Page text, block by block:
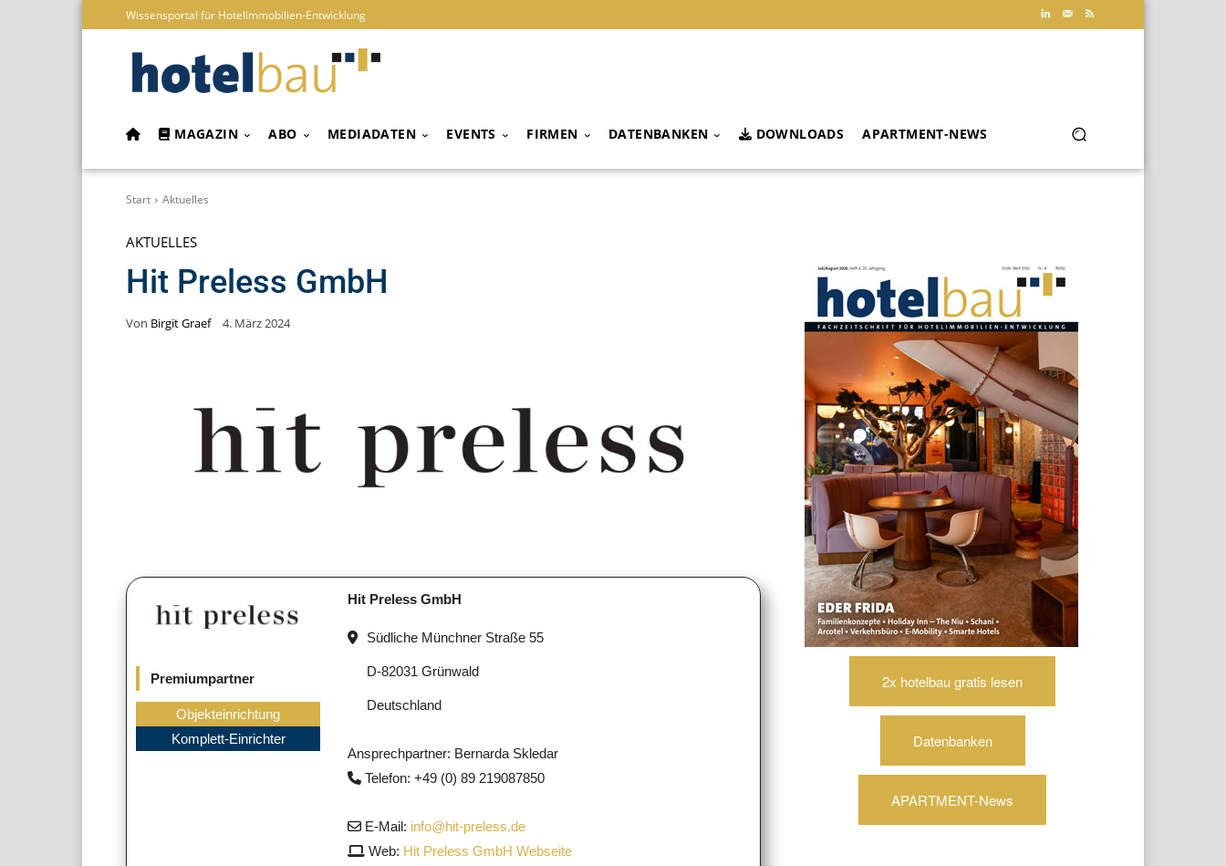
Wissensportal für Hotelimmobilien-Entwicklung
MAGAZIN ABO MEDIADATEN EVENTS FIRMEN DATENBANKEN DOWNLOADS APARTMENT-NEWS
Start Aktuelles
AKTUELLES
Hit Preless GmbH
Von Birgit Graef 4. März 2024
Premiumpartner
Objekteinrichtung
Komplett-Einrichter
Hit Preless GmbH
Südliche Münchner Straße 55
D-82031 Grünwald
Deutschland
Ansprechpartner: Bernarda Skledar
Telefon: +49 (0) 89 219087850
E-Mail: info@hit-preless.de
Web: Hit Preless GmbH Webseite
2x hotelbau gratis lesen
Datenbanken
APARTMENT-News